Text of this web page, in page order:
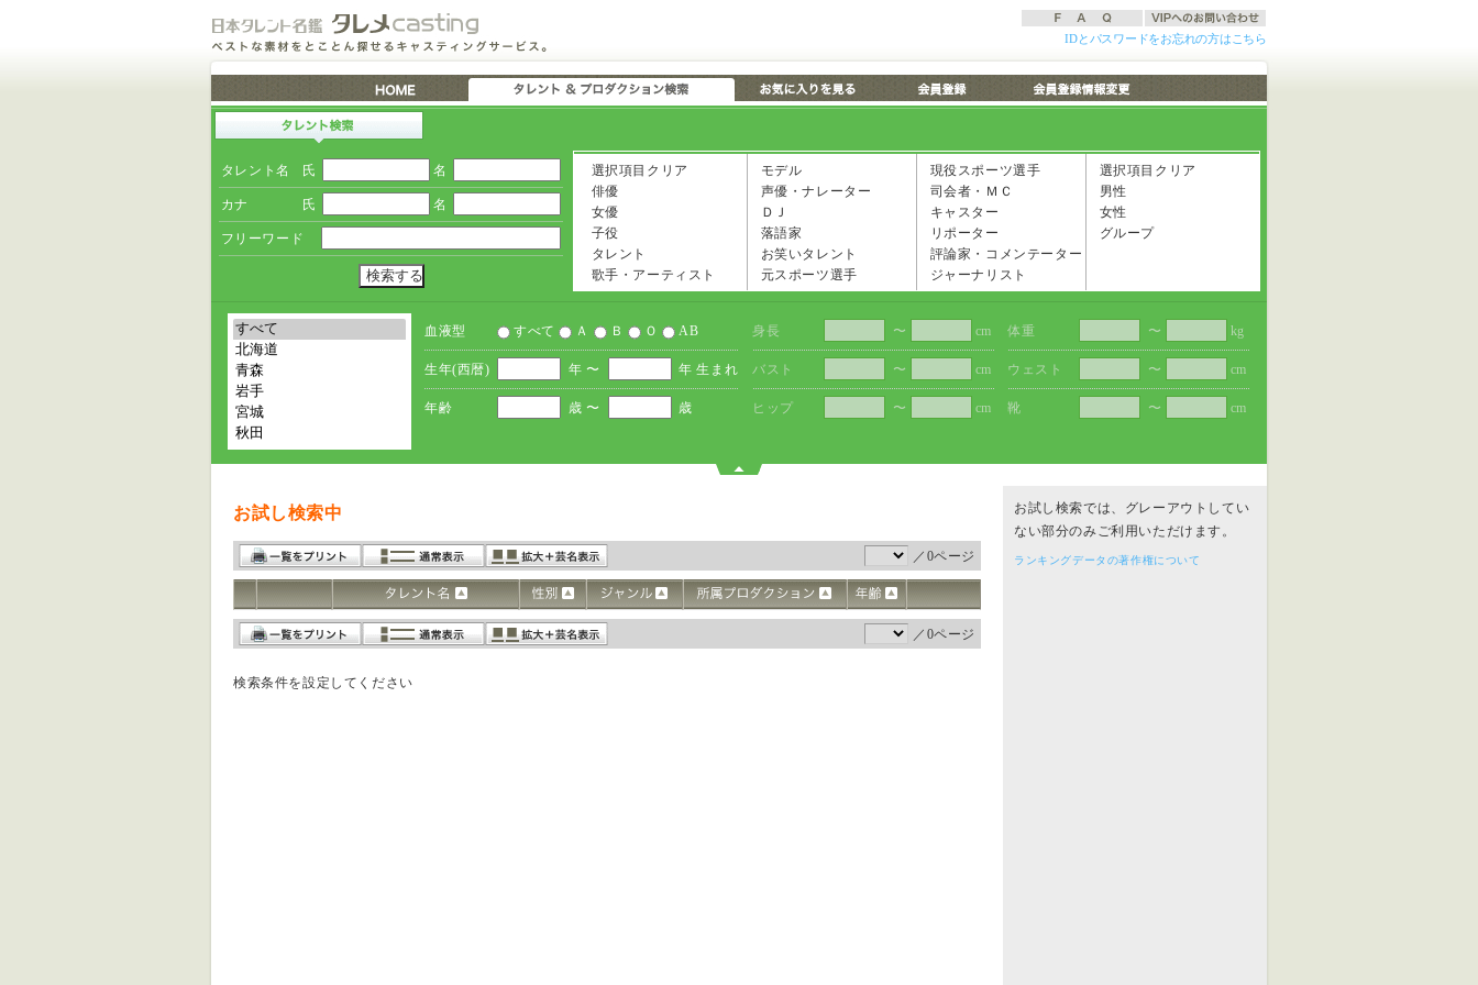
IDとパスワードをお忘れの方はこちら
タレント名 氏 名
カナ 氏 名
フリーワード
選択項目クリア
俳優
女優
子役
タレント
歌手・アーティスト
モデル
声優・ナレーター
ＤＪ
落語家
お笑いタレント
元スポーツ選手
現役スポーツ選手
司会者・ＭＣ
キャスター
リポーター
評論家・コメンテーター
ジャーナリスト
選択項目クリア
男性
女性
グループ
血液型 すべて Ａ Ｂ Ｏ AB
生年(西暦) 年 〜 年 生まれ
年齢 歳 〜 歳
身長 〜 cm
バスト 〜 cm
ヒップ 〜 cm
体重 〜 kg
ウェスト 〜 cm
靴 〜 cm
お試し検索中
／0ページ
／0ページ
検索条件を設定してください
お試し検索では、グレーアウトしてい
ない部分のみご利用いただけます。
ランキングデータの著作権について